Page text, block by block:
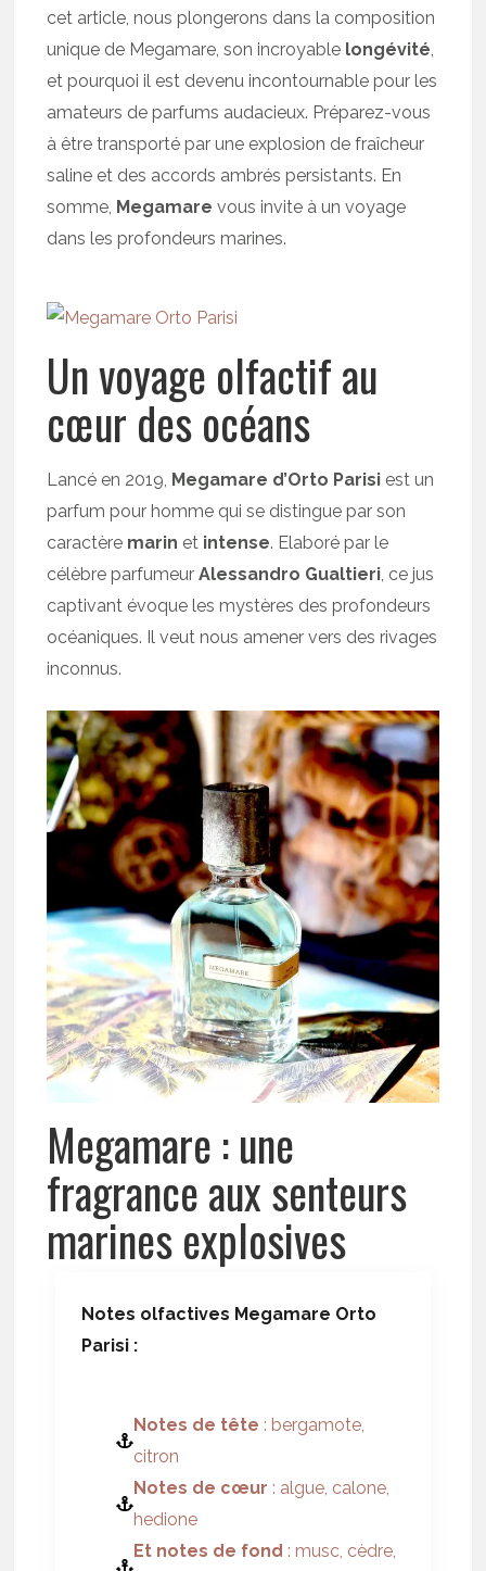
cet article, nous plongerons dans la composition
unique de Megamare, son incroyable longévité,
et pourquoi il est devenu incontournable pour les
amateurs de parfums audacieux. Préparez-vous
à être transporté par une explosion de fraîcheur
saline et des accords ambrés persistants. En
somme, Megamare vous invite à un voyage
dans les profondeurs marines.
Un voyage olfactif au
cœur des océans
Lancé en 2019, Megamare d’Orto Parisi est un
parfum pour homme qui se distingue par son
caractère marin et intense. Elaboré par le
célèbre parfumeurAlessandro Gualtieri, ce jus
captivant évoque les mystères des profondeurs
océaniques. Il veut nous amener vers des rivages
inconnus.
Megamare : une
fragrance aux senteurs
marines explosives
Notes olfactives Megamare Orto
Parisi :
Notes de tête : bergamote,
citron
Notes de cœur : algue, calone,
hedione
Et notes de fond : musc, cèdre,